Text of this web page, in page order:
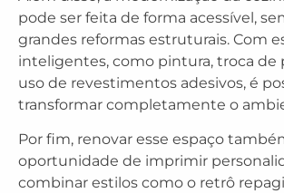
pode ser feita de forma acessível,
grandes reformas estruturais. Com
inteligentes, como pintura, troca de
uso de revestimentos adesivos, é
transformar completamente o
Por fim, renovar esse espaço
oportunidade de imprimir
combinar estilos como o retrô